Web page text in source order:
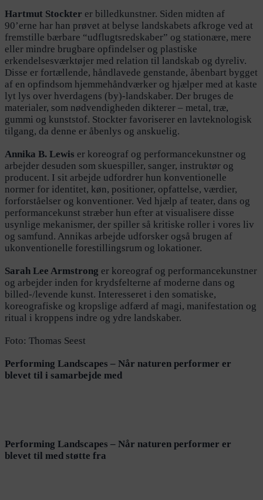
Hartmut Stockter er billedkunstner. Siden midten af
90’erne har han prøvet at belyse landskabets afkroge ved at
fremstille bærbare “udflugtsredskaber” og stationære, mere
eller mindre brugbare opfindelser og plastiske
erkendelsesværktøjer med relation til landskab og dyreliv.
Disse er fortællende, håndlavede genstande, åbenbart bygget
af en opfindsom hjemmehåndværker og hjælper med at kaste
lyt lys over hverdagens (by)-landskaber. Der bruges de
materialer, som nødvendigheden dikterer – metal, træ,
gummi og kunststof. Stockter favoriserer en lavteknologisk
tilgang, da denne er åbenlys og anskuelig.
Annika B. Lewis er koreograf og performancekunstner og
arbejder desuden som skuespiller, sanger, instruktør og
producent. I sit arbejde udfordrer hun konventionelle
normer for identitet, køn, positioner, opfattelse, værdier,
forforståelser og konventioner. Ved hjælp af teater, dans og
performancekunst stræber hun efter at visualisere disse
usynlige mekanismer, der spiller så kritiske roller i vores liv
og samfund. Annikas arbejde udforsker også brugen af
ukonventionelle forestillingsrum og lokationer.
Sarah Lee Armstrong er koreograf og performancekunstner
og arbejder inden for krydsfelterne af moderne dans og
billed-/levende kunst. Interesseret i den somatiske,
koreografiske og kropslige adfærd af magi, manifestation og
ritual i kroppens indre og ydre landskaber.
Foto: Thomas Seest
Performing Landscapes – Når naturen performer er
blevet til i samarbejde med
Performing Landscapes – Når naturen performer er
blevet til med støtte fra